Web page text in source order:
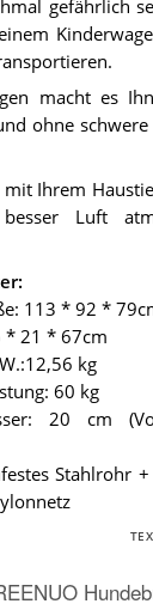
gefährlich
macht es
ohne
Ihrem
Luft
113 * 92 *
* 21 * 67cm
kg
60 kg
20 cm
Stahlrohr